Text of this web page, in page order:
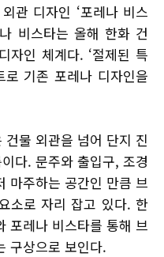
관 디자인 ‘포레나 비스
비스타는 올해 한화 건
자인 체계다. ‘절제된 특
기존 포레나 디자인을
물 외관을 넘어 단지 진
다. 문주와 출입구, 조경
마주하는 공간인 만큼 브
소로 자리 잡고 있다. 한
포레나 비스타를 통해 브
구상으로 보인다.